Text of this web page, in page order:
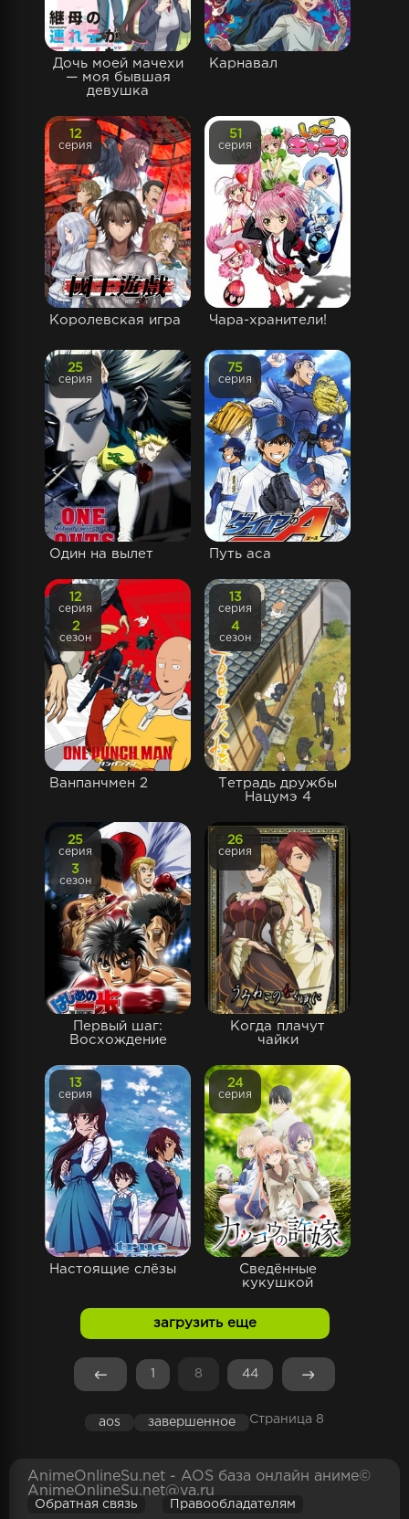
Дочь моей мачехи
— моя бывшая
девушка
Карнавал
Королевская игра
12
серия
Чара-хранители!
51
серия
Один на вылет
25
серия
Путь аса
75
серия
Ванпанчмен 2
12
серия
2
сезон
Тетрадь дружбы
Нацумэ 4
13
серия
4
сезон
Первый шаг:
Восхождение
25
серия
3
сезон
Когда плачут
чайки
26
серия
Настоящие слёзы
13
серия
Сведённые
кукушкой
24
серия
загрузить еще
1 8 44
aos завершенное Страница 8
AnimeOnlineSu.net - AOS база онлайн аниме©
AnimeOnlineSu.net@ya.ru
Обратная связь Правообладателям